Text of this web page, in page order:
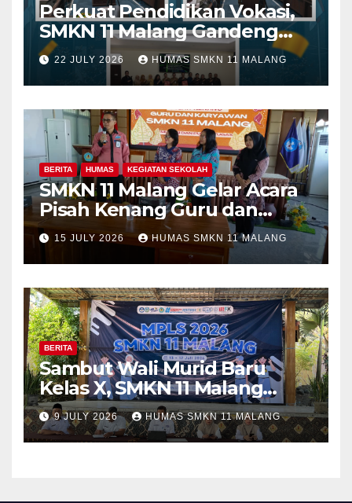
Perkuat Pendidikan Vokasi,
SMKN 11 Malang Gandeng
Fakultas Teknik Universitas
Merdeka Malang dalam
Program Kolaboratif
22 JULY 2026 HUMAS SMKN 11 MALANG
BERITA HUMAS KEGIATAN SEKOLAH
SMKN 11 Malang Gelar Acara
Pisah Kenang Guru dan
Tenaga Kependidikan yang
Purna Tugas dan Mutasi
Tugas
15 JULY 2026 HUMAS SMKN 11 MALANG
BERITA
Sambut Wali Murid Baru
Kelas X, SMKN 11 Malang
Sosialisasikan Komitmen
“MPLS Ramah”
9 JULY 2026 HUMAS SMKN 11 MALANG